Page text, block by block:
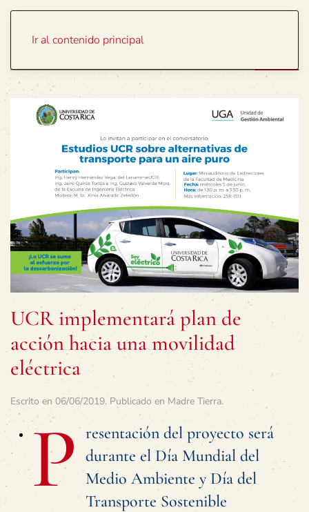
Ir al contenido principal
UCR implementará plan de
acción hacia una movilidad
eléctrica
Escrito en 06/06/2019. Publicado en Madre Tierra.
P resentación del proyecto será
durante el Día Mundial del
Medio Ambiente y Día del
Transporte Sostenible